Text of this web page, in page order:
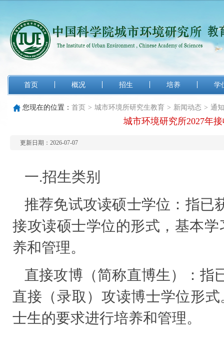
首页 概况 招生 培养 学
您现在的位置： 首页 > 城市环境所研究生教育 > 新闻动态 > 通
城市环境研究所2027年
更新日期：2026-07-07
一.招生类别
推荐免试攻读硕士学位：指已
接攻读硕士学位的形式，基本
养和管理。
直接攻博（简称直博生）：指
直接（录取）攻读博士学位形
士生的要求进行培养和管理。